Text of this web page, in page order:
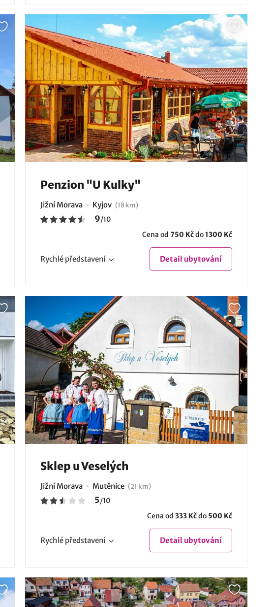
Penzion "U Kulky"
Jižní Morava Kyjov (18 km)
9/10
Cena od 750 Kčdo1300 Kč
Rychlé představení Detail ubytování
Sklep u Veselých
Jižní Morava Mutěnice (21 km)
5/10
Cena od 333 Kčdo 500 Kč
Rychlé představení Detail ubytování